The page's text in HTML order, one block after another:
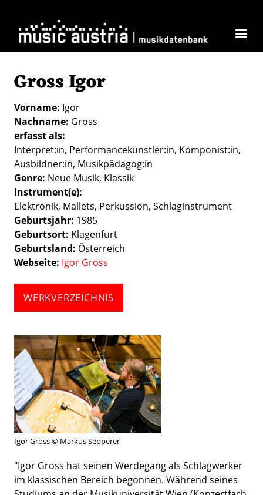
Gross Igor
Vorname Igor
Nachname Gross
erfasst als
Interpret:in Performancekünstler:in Komponist:in
Ausbildner:in Musikpädagog:in
Genre Neue Musik Klassik
Instrument(e)
Elektronik Mallets Perkussion Schlaginstrument
Geburtsjahr 1985
Geburtsort Klagenfurt
Geburtsland Österreich
Webseite Igor Gross
WERKVERZEICHNIS
Igor Gross © Markus Sepperer
"Igor Gross hat seinen Werdegang als Schlagwerker
im klassischen Bereich begonnen. Während seines